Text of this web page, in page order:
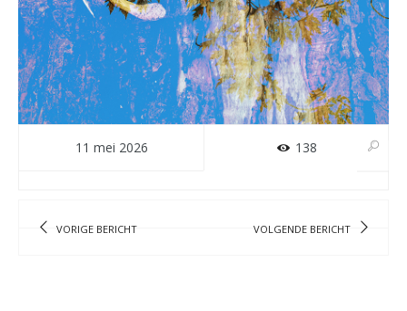
11 mei 2026 138
VORIGE BERICHT VOLGENDE BERICHT